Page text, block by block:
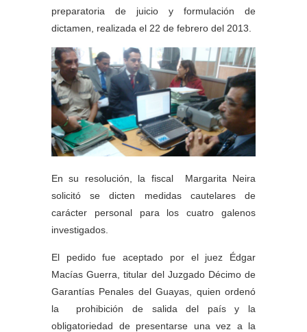
preparatoria de juicio y formulación de
dictamen, realizada el 22 de febrero del 2013.
En su resolución, la fiscal Margarita Neira
solicitó se dicten medidas cautelares de
carácter personal para los cuatro galenos
investigados.
El pedido fue aceptado por el juez Édgar
Macías Guerra, titular del Juzgado Décimo de
Garantías Penales del Guayas, quien ordenó
la prohibición de salida del país y la
obligatoriedad de presentarse una vez a la